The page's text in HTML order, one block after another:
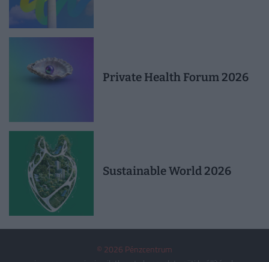
Private Health Forum 2026
Sustainable World 2026
© 2026 Pénzcentrum